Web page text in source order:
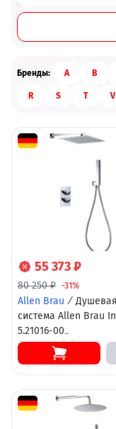
Бренды: A B
R S T V
55 373 ₽
80 250 ₽ -31%
Allen Brau / Душевая
система Allen Brau
5.21016-00
термостатическая,
верхний и ручной